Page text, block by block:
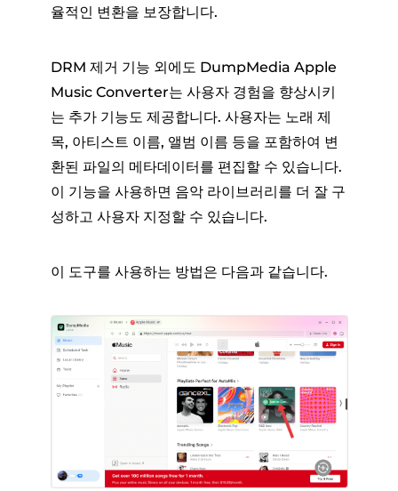
율적인 변환을 보장합니다.
DRM 제거 기능 외에도 DumpMedia Apple
Music Converter는 사용자 경험을 향상시키
는 추가 기능도 제공합니다. 사용자는 노래 제
목, 아티스트 이름, 앨범 이름 등을 포함하여 변
환된 파일의 메타데이터를 편집할 수 있습니다.
이 기능을 사용하면 음악 라이브러리를 더 잘 구
성하고 사용자 지정할 수 있습니다.
이 도구를 사용하는 방법은 다음과 같습니다.